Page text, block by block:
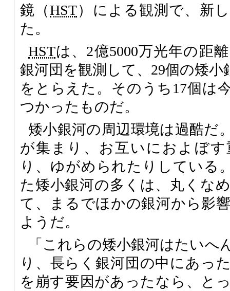
鏡（HST）による観測で、新
た。
HSTは、2億5000万光年の距
銀河団を観測して、29個の矮小
をとらえた。そのうち17個は
つかったものだ。
矮小銀河の周辺環境は過酷だ
が集まり、お互いにおよぼ
り、ゆがめられたりしている
た矮小銀河の多くは、丸くな
て、まるでほかの銀河から影
ようだ。
「これらの矮小銀河はたいへ
り、長らく銀河団の中にあっ
を崩す要因があったなら、と